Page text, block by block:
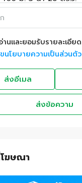
านและยอมรับรายละเอียด
ขนโยบายความเป็นส่วนตัว
ส่งอีเมล
ส่งข้อความ
ฆษณา